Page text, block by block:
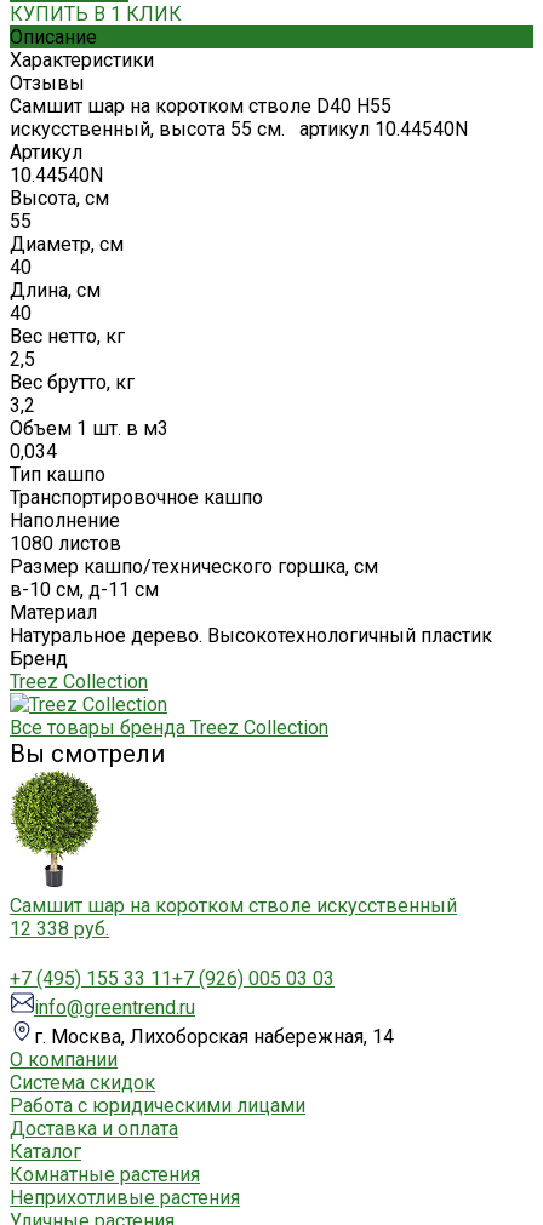
КУПИТЬ В 1 КЛИК
Описание
Характеристики
Отзывы
Самшит шар на коротком стволе D40 H55
искусственный, высота 55 см. артикул 10.44540N
Артикул
10.44540N
Высота, см
55
Диаметр, см
40
Длина, см
40
Вес нетто, кг
2,5
Вес брутто, кг
3,2
Объем 1 шт. в м3
0,034
Тип кашпо
Транспортировочное кашпо
Наполнение
1080 листов
Размер кашпо/технического горшка, см
в-10 см, д-11 см
Материал
Натуральное дерево. Высокотехнологичный пластик
Бренд
Treez Collection
Все товары бренда Treez Collection
Вы смотрели
Самшит шар на коротком стволе искусственный
12 338 руб.
+7 (495) 155 33 11+7 (926) 005 03 03
info@greentrend.ru
г. Москва, Лихоборская набережная, 14
О компании
Система скидок
Работа с юридическими лицами
Доставка и оплата
Каталог
Комнатные растения
Неприхотливые растения